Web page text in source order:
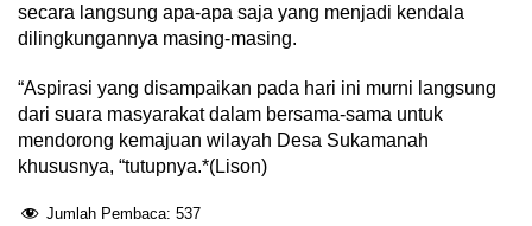
secara langsung apa-apa saja yang menjadi kendala
dilingkungannya masing-masing.
“Aspirasi yang disampaikan pada hari ini murni langsung
dari suara masyarakat dalam bersama-sama untuk
mendorong kemajuan wilayah Desa Sukamanah
khususnya, “tutupnya.*(Lison)
Jumlah Pembaca: 537